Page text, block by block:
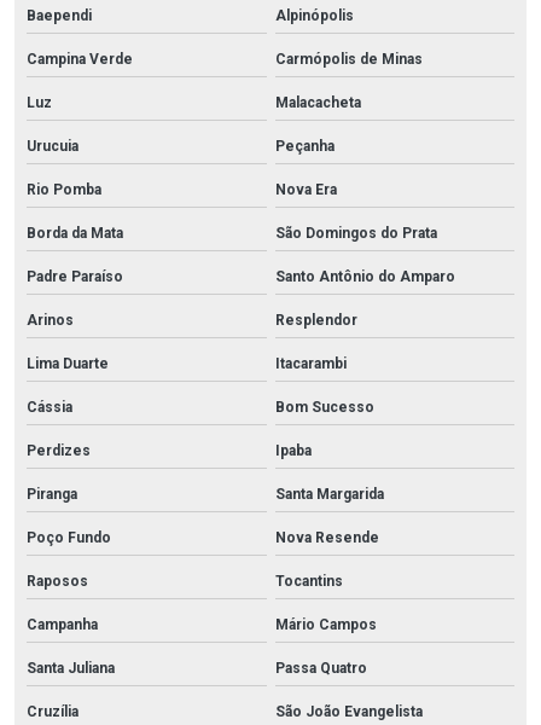
Baependi Alpinópolis
Campina Verde Carmópolis de Minas
Luz Malacacheta
Urucuia Peçanha
Rio Pomba Nova Era
Borda da Mata São Domingos do Prata
Padre Paraíso Santo Antônio do Amparo
Arinos Resplendor
Lima Duarte Itacarambi
Cássia Bom Sucesso
Perdizes Ipaba
Piranga Santa Margarida
Poço Fundo Nova Resende
Raposos Tocantins
Campanha Mário Campos
Santa Juliana Passa Quatro
Cruzília São João Evangelista